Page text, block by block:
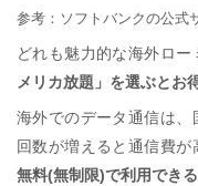
参考：ソフトバンクの公式
どれも魅力的な海外ロー
メリカ放題」を選ぶとお
海外でのデータ通信は、
回数が増えると通信費が
無料(無制限)で利用できる